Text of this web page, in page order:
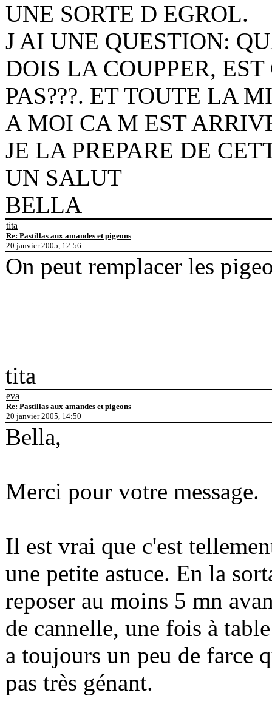
UNE SORTE D EGROL.
J AI UNE QUESTION:
DOIS LA COUPPER,
PAS???. ET TOUTE LA
A MOI CA M EST
JE LA PREPARE DE
UN SALUT
BELLA
tita
Re: Pastillas aux amandes et pigeons
20 janvier 2005, 12:56
On peut remplacer les
tita
eva
Re: Pastillas aux amandes et pigeons
20 janvier 2005, 14:50
Bella,
Merci pour votre message.
Il est vrai que c'est
une petite astuce. En la
reposer au moins 5 mn
de cannelle, une fois à
a toujours un peu de farce
pas très génant.